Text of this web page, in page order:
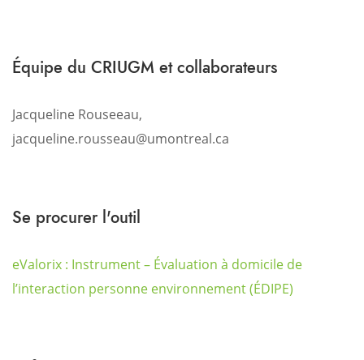
Équipe du CRIUGM et collaborateurs
Jacqueline Rouseeau,
jacqueline.rousseau@umontreal.ca
Se procurer l'outil
eValorix : Instrument – Évaluation à domicile de
l’interaction personne environnement (ÉDIPE)